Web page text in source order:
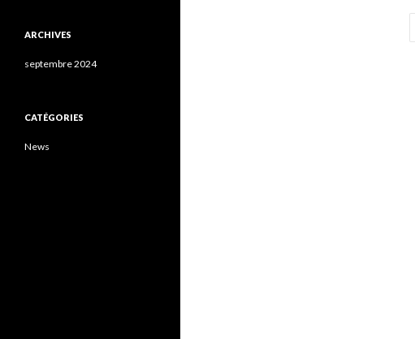
ARCHIVES
septembre 2024
CATÉGORIES
News